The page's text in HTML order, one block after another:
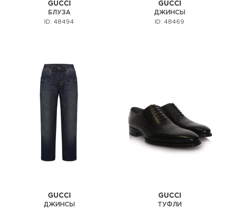
GUCCI
БЛУЗА
ID: 48494
GUCCI
ДЖИНСЫ
ID: 48469
GUCCI
ДЖИНСЫ
GUCCI
ТУФЛИ